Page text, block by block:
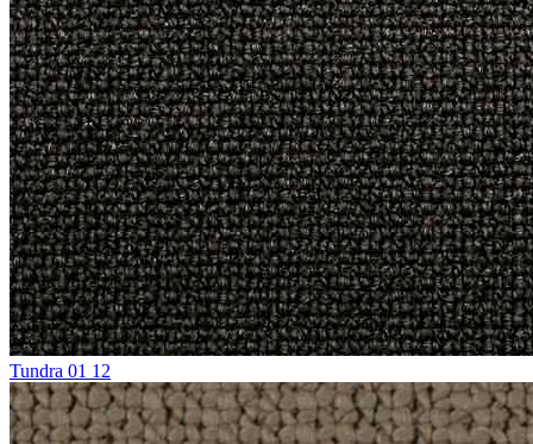
Tundra 01 12